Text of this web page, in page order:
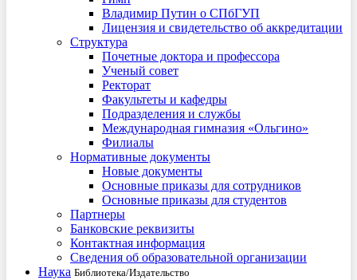
Владимир Путин о СПбГУП
Лицензия и свидетельство об аккредитации
Структура
Почетные доктора и профессора
Ученый совет
Ректорат
Факультеты и кафедры
Подразделения и службы
Международная гимназия «Ольгино»
Филиалы
Нормативные документы
Новые документы
Основные приказы для сотрудников
Основные приказы для студентов
Партнеры
Банковские реквизиты
Контактная информация
Сведения об образовательной организации
Наука Библиотека/Издательство